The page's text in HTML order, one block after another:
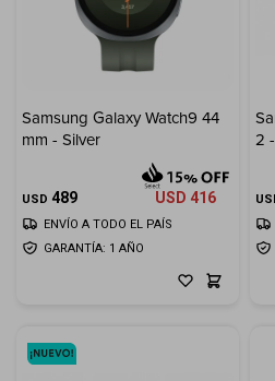
Samsung Galaxy Watch9 44
mm - Silver
USD 489 USD 416
GARANTÍA: 1 AÑO
ENVÍO A TODO EL PAÍS
2